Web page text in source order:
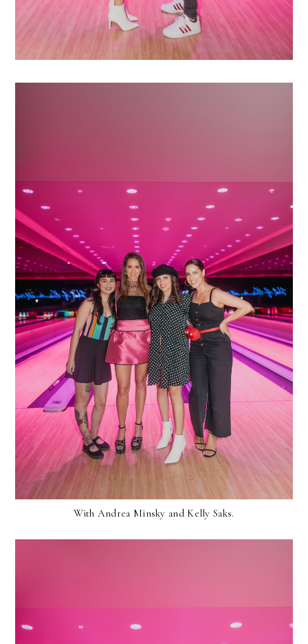
With Andrea Minsky and Kelly Saks.